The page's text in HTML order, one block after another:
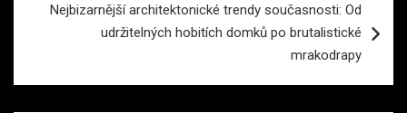
Nejbizarnější architektonické trendy současnosti: Od
udržitelných hobitích domků po brutalistické
mrakodrapy